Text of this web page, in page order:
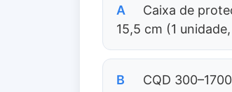
A
Caixa de
15,5 cm (1
B CQD 300–1700